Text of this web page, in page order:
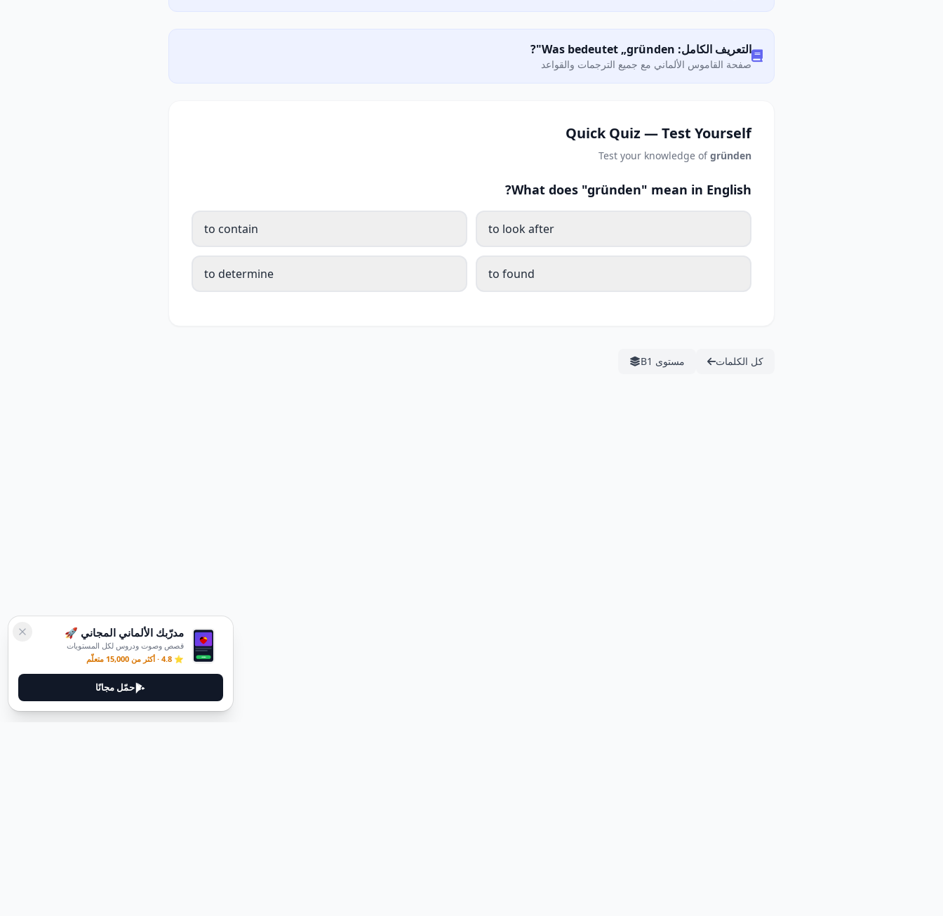
التعريف الكامل: Was bedeutet „gründen"?
صفحة القاموس الألماني مع جميع الترجمات والقواعد
Quick Quiz — Test Yourself
Test your knowledge ofgründen
What does "gründen" mean in English?
to look after
to contain
to found
to determine
كل الكلمات مستوى B1
مدرّبك الألماني المجاني 🚀
قصص وصوت ودروس لكل المستويات
⭐ 4.8 · أكثر من 15,000 متعلّم
حمّل مجانًا